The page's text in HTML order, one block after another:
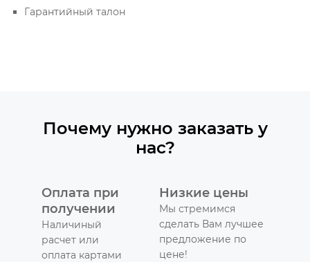
Гарантийный талон
Почему нужно заказать у
нас?
Оплата при
получении
Наличиный
расчет или
оплата картами
Низкие цены
Мы стремимся
сделать Вам лучшее
предложение по
цене!